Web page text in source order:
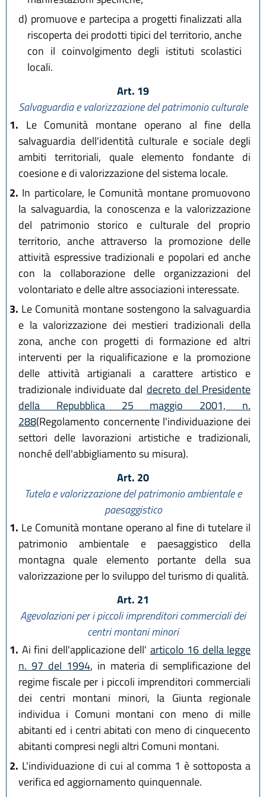
d) promuove e partecipa a progetti finalizzati alla
riscoperta dei prodotti tipici del territorio, anche
con il coinvolgimento degli istituti scolastici
locali.
Art. 19
Salvaguardia e valorizzazione del patrimonio culturale
1. Le Comunità montane operano al fine della
salvaguardia dell'identità culturale e sociale degli
ambiti territoriali, quale elemento fondante di
coesione e di valorizzazione del sistema locale.
2. In particolare, le Comunità montane promuovono
la salvaguardia, la conoscenza e la valorizzazione
del patrimonio storico e culturale del proprio
territorio, anche attraverso la promozione delle
attività espressive tradizionali e popolari ed anche
con la collaborazione delle organizzazioni del
volontariato e delle altre associazioni interessate.
3. Le Comunità montane sostengono la salvaguardia
e la valorizzazione dei mestieri tradizionali della
zona, anche con progetti di formazione ed altri
interventi per la riqualificazione e la promozione
delle attività artigianali a carattere artistico e
tradizionale individuate dal decreto del Presidente
della Repubblica 25 maggio 2001, n.
288(Regolamento concernente l'individuazione dei
settori delle lavorazioni artistiche e tradizionali,
nonché dell'abbigliamento su misura).
Art. 20
Tutela e valorizzazione del patrimonio ambientale e
paesaggistico
1. Le Comunità montane operano al fine di tutelare il
patrimonio ambientale e paesaggistico della
montagna quale elemento portante della sua
valorizzazione per lo sviluppo del turismo di qualità.
Art. 21
Agevolazioni per i piccoli imprenditori commerciali dei
centri montani minori
1. Ai fini dell'applicazione dell' articolo 16 della legge
n. 97 del 1994, in materia di semplificazione del
regime fiscale per i piccoli imprenditori commerciali
dei centri montani minori, la Giunta regionale
individua i Comuni montani con meno di mille
abitanti ed i centri abitati con meno di cinquecento
abitanti compresi negli altri Comuni montani.
2. L'individuazione di cui al comma 1 è sottoposta a
verifica ed aggiornamento quinquennale.